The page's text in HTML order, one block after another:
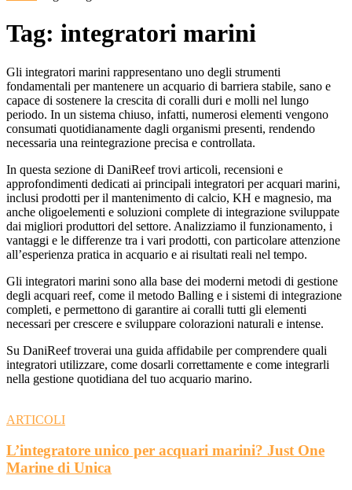
Tag: integratori marini
Gli integratori marini rappresentano uno degli strumenti
fondamentali per mantenere un acquario di barriera stabile, sano e
capace di sostenere la crescita di coralli duri e molli nel lungo
periodo. In un sistema chiuso, infatti, numerosi elementi vengono
consumati quotidianamente dagli organismi presenti, rendendo
necessaria una reintegrazione precisa e controllata.
In questa sezione di DaniReef trovi articoli, recensioni e
approfondimenti dedicati ai principali integratori per acquari marini,
inclusi prodotti per il mantenimento di calcio, KH e magnesio, ma
anche oligoelementi e soluzioni complete di integrazione sviluppate
dai migliori produttori del settore. Analizziamo il funzionamento, i
vantaggi e le differenze tra i vari prodotti, con particolare attenzione
all’esperienza pratica in acquario e ai risultati reali nel tempo.
Gli integratori marini sono alla base dei moderni metodi di gestione
degli acquari reef, come il metodo Balling e i sistemi di integrazione
completi, e permettono di garantire ai coralli tutti gli elementi
necessari per crescere e sviluppare colorazioni naturali e intense.
Su DaniReef troverai una guida affidabile per comprendere quali
integratori utilizzare, come dosarli correttamente e come integrarli
nella gestione quotidiana del tuo acquario marino.
ARTICOLI
L’integratore unico per acquari marini? Just One
Marine di Unica